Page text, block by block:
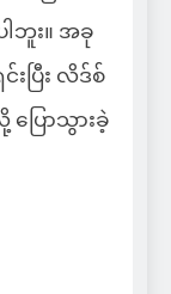
ဘူး။ အခု
းပြီး လိဒ်စ်
ြောသွားခဲ့